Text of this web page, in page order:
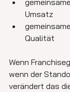
Umsatz
Qualität
Wenn
wenn der
verändert das